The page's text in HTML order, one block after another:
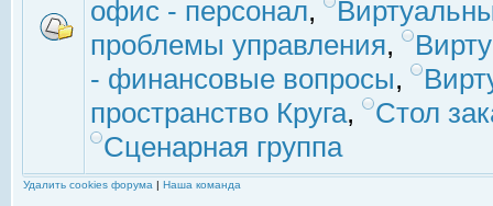
офис - персонал,
проблемы управления,
- финансовые вопросы,
пространство Круга,
Стол
Сценарная группа
Удалить cookies форума | Наша команда